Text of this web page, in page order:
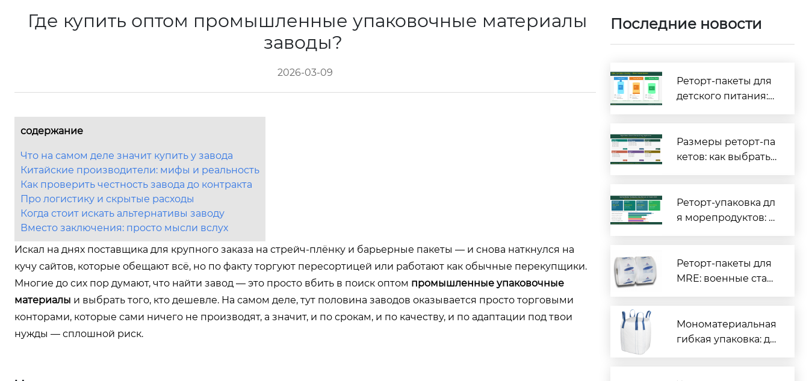
Где купить оптом промышленные упаковочные материалы
заводы?
2026-03-09
содержание
Что на самом деле значит купить у завода
Китайские производители: мифы и реальность
Как проверить честность завода до контракта
Про логистику и скрытые расходы
Когда стоит искать альтернативы заводу
Вместо заключения: просто мысли вслух
Искал на днях поставщика для крупного заказа на стрейч-плёнку и барьерные пакеты — и снова наткнулся на
кучу сайтов, которые обещают всё, но по факту торгуют пересортицей или работают как обычные перекупщики.
Многие до сих пор думают, что найти завод — это просто вбить в поиск оптом промышленные упаковочные
материалы и выбрать того, кто дешевле. На самом деле, тут половина заводов оказывается просто торговыми
конторами, которые сами ничего не производят, а значит, и по срокам, и по качеству, и по адаптации под твои
нужды — сплошной риск.
Последние новости
Реторт-пакеты для
детского питания:
и соответствию тре
бованиям [2026]
Размеры реторт-па
кетов: как выбрать
одукта
Реторт-упаковка дл
я морепродуктов: п
и морской продукц
ии
Реторт-пакеты для
MRE: военные стан
Мономатериальная
гибкая упаковка: де